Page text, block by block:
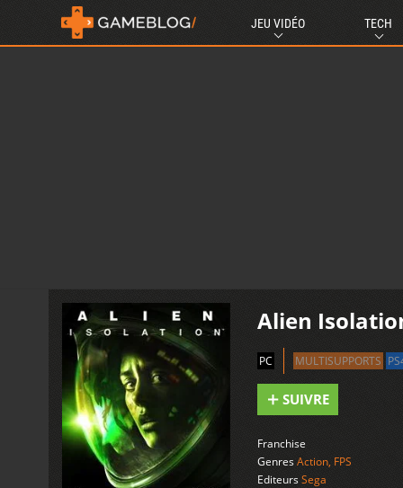
JEU VIDÉO TECH
Alien
PC MULTISUPPORTS
SUIVRE
Franchise
GenresAction, FPS
EditeursSega